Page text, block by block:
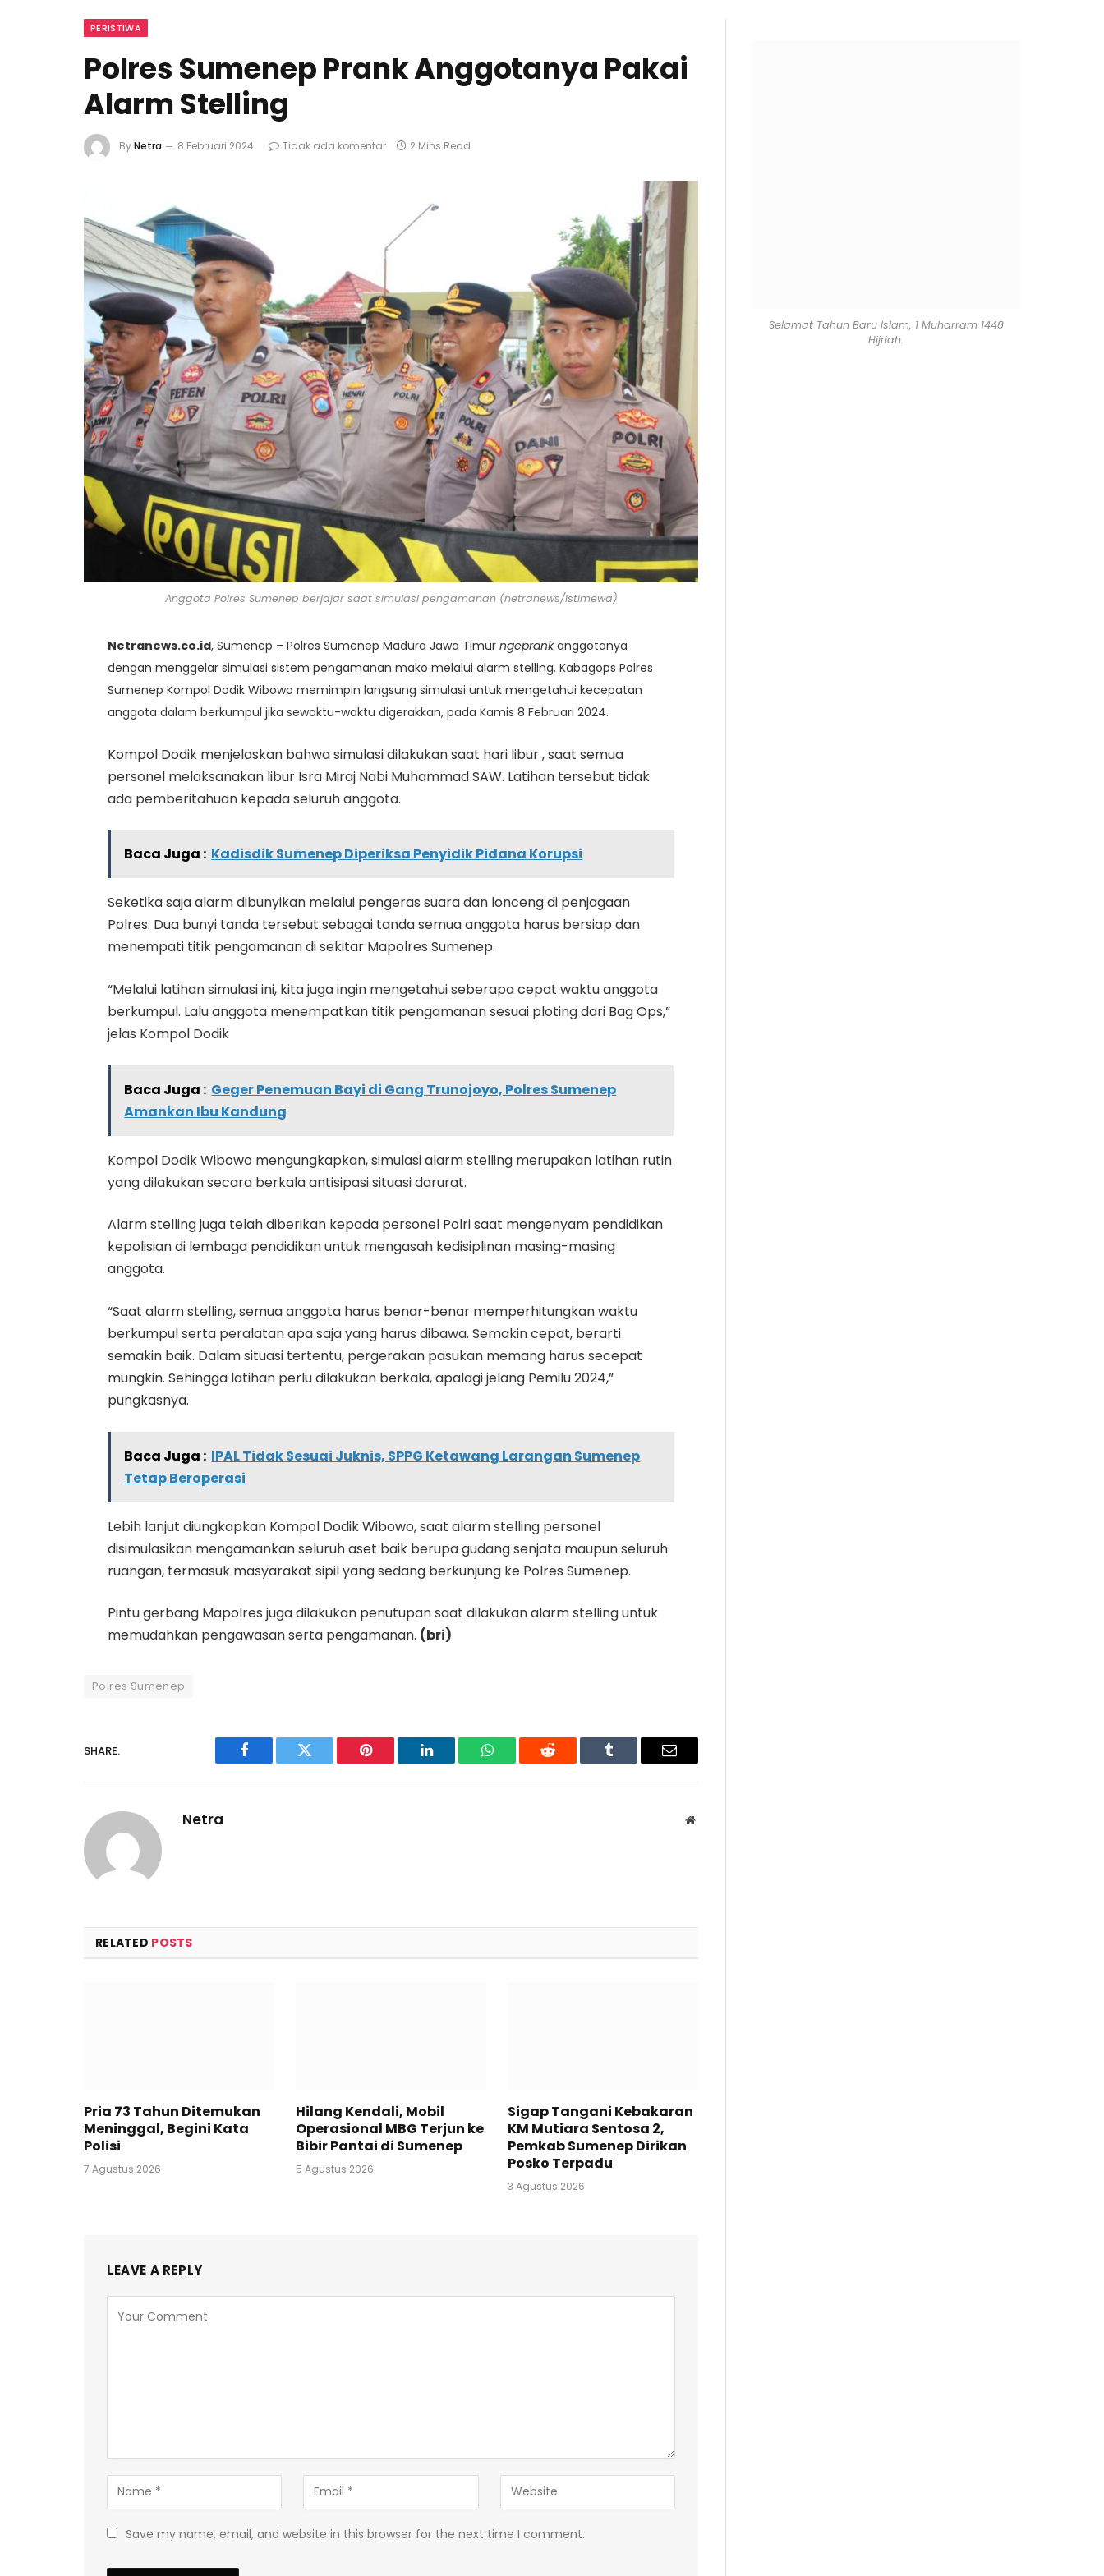
PERISTIWA
Polres Sumenep Prank Anggotanya Pakai
Alarm Stelling
ByNetra 8 Februari 2024 Tidak ada komentar 2 Mins Read
Anggota Polres Sumenep berjajar saat simulasi pengamanan (netranews/istimewa)
Netranews.co.id, Sumenep – Polres Sumenep Madura Jawa Timurngeprankanggotanya
dengan menggelar simulasi sistem pengamanan mako melalui alarm stelling. Kabagops Polres
Sumenep Kompol Dodik Wibowo memimpin langsung simulasi untuk mengetahui kecepatan
anggota dalam berkumpul jika sewaktu-waktu digerakkan, pada Kamis 8 Februari 2024.
Kompol Dodik menjelaskan bahwa simulasi dilakukan saat hari libur , saat semua
personel melaksanakan libur Isra Miraj Nabi Muhammad SAW. Latihan tersebut tidak
ada pemberitahuan kepada seluruh anggota.
Baca Juga : Kadisdik Sumenep Diperiksa Penyidik Pidana Korupsi
Seketika saja alarm dibunyikan melalui pengeras suara dan lonceng di penjagaan
Polres. Dua bunyi tanda tersebut sebagai tanda semua anggota harus bersiap dan
menempati titik pengamanan di sekitar Mapolres Sumenep.
“Melalui latihan simulasi ini, kita juga ingin mengetahui seberapa cepat waktu anggota
berkumpul. Lalu anggota menempatkan titik pengamanan sesuai ploting dari Bag Ops,”
jelas Kompol Dodik
Baca Juga : Geger Penemuan Bayi di Gang Trunojoyo, Polres Sumenep
Amankan Ibu Kandung
Kompol Dodik Wibowo mengungkapkan, simulasi alarm stelling merupakan latihan rutin
yang dilakukan secara berkala antisipasi situasi darurat.
Alarm stelling juga telah diberikan kepada personel Polri saat mengenyam pendidikan
kepolisian di lembaga pendidikan untuk mengasah kedisiplinan masing-masing
anggota.
“Saat alarm stelling, semua anggota harus benar-benar memperhitungkan waktu
berkumpul serta peralatan apa saja yang harus dibawa. Semakin cepat, berarti
semakin baik. Dalam situasi tertentu, pergerakan pasukan memang harus secepat
mungkin. Sehingga latihan perlu dilakukan berkala, apalagi jelang Pemilu 2024,”
pungkasnya.
Baca Juga : IPAL Tidak Sesuai Juknis, SPPG Ketawang Larangan Sumenep
Tetap Beroperasi
Lebih lanjut diungkapkan Kompol Dodik Wibowo, saat alarm stelling personel
disimulasikan mengamankan seluruh aset baik berupa gudang senjata maupun seluruh
ruangan, termasuk masyarakat sipil yang sedang berkunjung ke Polres Sumenep.
Pintu gerbang Mapolres juga dilakukan penutupan saat dilakukan alarm stelling untuk
memudahkan pengawasan serta pengamanan. (bri)
Polres Sumenep
SHARE.
Facebook Twitter Pinterest LinkedIn WhatsAppReddit Tumblr Email
Netra Website
RELATED POSTS
Pria 73 Tahun Ditemukan
Meninggal, Begini Kata
Polisi
7 Agustus 2026
Hilang Kendali, Mobil
Operasional MBG Terjun ke
Bibir Pantai di Sumenep
5 Agustus 2026
Sigap Tangani Kebakaran
KM Mutiara Sentosa 2,
Pemkab Sumenep Dirikan
Posko Terpadu
3 Agustus 2026
LEAVE A REPLY
Save my name, email, and website in this browser for the next time I comment.
Selamat Tahun Baru Islam, 1 Muharram 1448
Hijriah.